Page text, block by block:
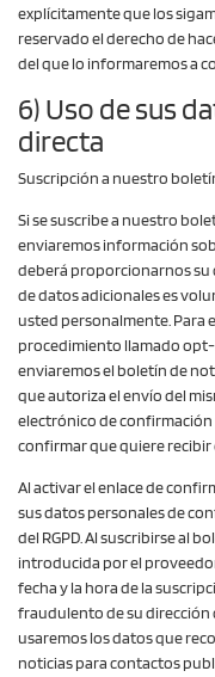
explícitamente que los
reservado el derecho de
del que lo informaremos a
6) Uso de sus
directa
Suscripción a nuestro
Si se suscribe a nuestro
enviaremos información
deberá proporcionarnos su
de datos adicionales es
usted personalmente. Para
procedimiento llamado
enviaremos el boletín de
que autoriza el envío del
electrónico de confirmación
confirmar que quiere recibir
Al activar el enlace de
sus datos personales de
del RGPD. Al suscribirse al
introducida por el
fecha y la hora de la
fraudulento de su dirección
usaremos los datos que
noticias para contactos